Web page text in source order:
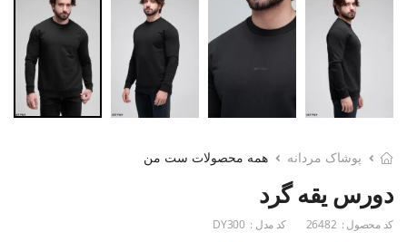
پوشاک مردانه همه محصولات ست من
دورس یقه گرد
کد محصول : 26482 کد مدل : DY300